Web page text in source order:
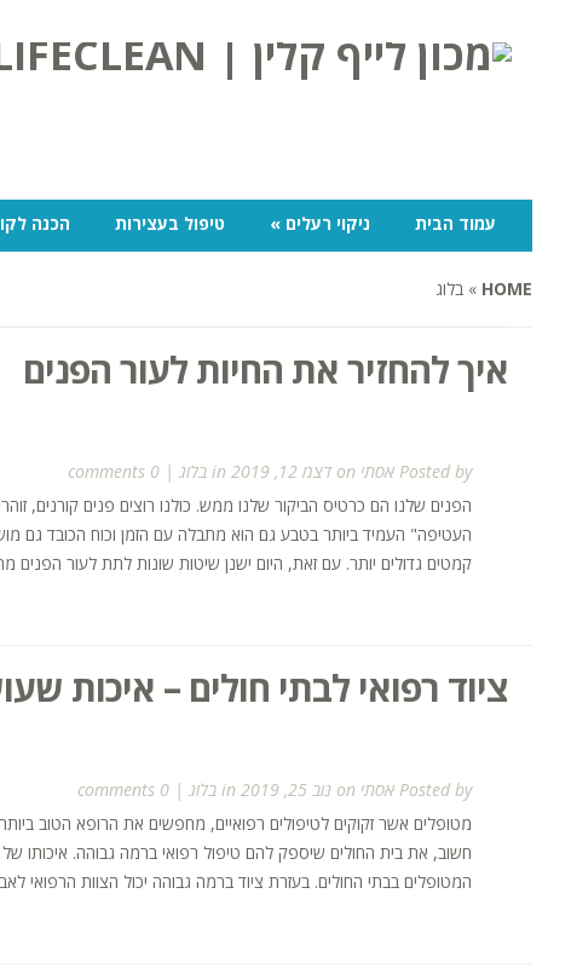
עמוד הבית ניקוי רעלים » טיפול בעצירות הכנה
HOME
» בלוג
איך להחזיר את החיות לעור הפנים
Posted by אסתי בלוג |
0 comments
הפנים שלנו הם כרטיס הביקור שלנו ממש. כולנו רוצים פנים קורנים,
העטיפה" העמיד ביותר בטבע גם הוא מתבלה עם הזמן וכוח הכובד גם
קמטים גדולים יותר. עם זאת, היום ישנן שיטות שונות לתת לעור הפנים
ציוד רפואי לבתי חולים – איכות
Posted by אסתי בלוג |
0 comments
מטופלים אשר זקוקים לטיפולים רפואיים, מחפשים את הרופא הטוב
חשוב, את בית החולים שיספק להם טיפול רפואי ברמה גבוהה. איכותו
המטופלים בבתי החולים. בעזרת ציוד ברמה גבוהה יכול הצוות הרפואי